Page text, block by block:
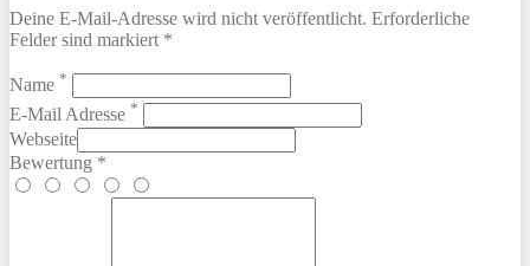
Deine E-Mail-Adresse wird nicht veröffentlicht. Erforderliche
Felder sind markiert *
Name *
E-Mail Adresse *
Webseite
Bewertung *